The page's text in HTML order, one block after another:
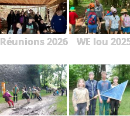
Réunions 2026 WE lou